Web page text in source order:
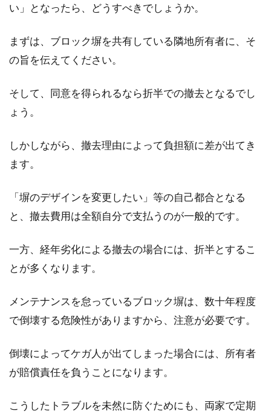
い」となったら、どうすべきでしょうか。
まずは、ブロック塀を共有している隣地所有者に、そ
の旨を伝えてください。
そして、同意を得られるなら折半での撤去となるでし
ょう。
しかしながら、撤去理由によって負担額に差が出てき
ます。
「塀のデザインを変更したい」等の自己都合となる
と、撤去費用は全額自分で支払うのが一般的です。
一方、経年劣化による撤去の場合には、折半とするこ
とが多くなります。
メンテナンスを怠っているブロック塀は、数十年程度
で倒壊する危険性がありますから、注意が必要です。
倒壊によってケガ人が出てしまった場合には、所有者
が賠償責任を負うことになります。
こうしたトラブルを未然に防ぐためにも、両家で定期